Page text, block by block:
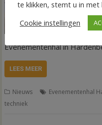
Evenementenhal in
LEES MEER
Nieuws Evenementenhal
techniek
te klikken, stemt u in met
Cookie instellingen